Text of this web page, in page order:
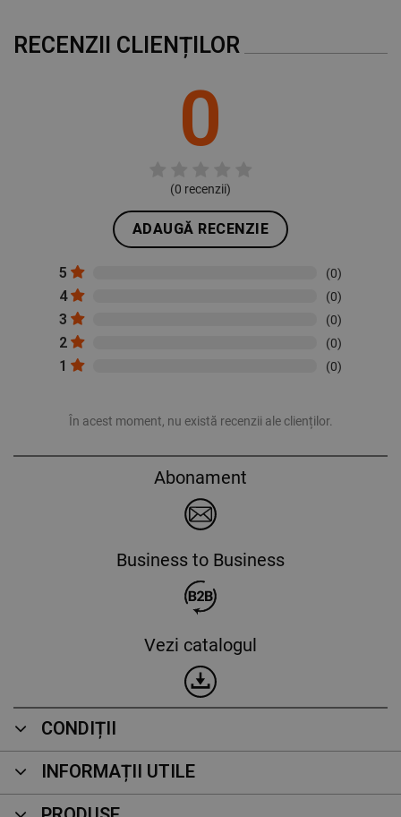
RECENZII CLIENȚILOR
0
(0 recenzii)
ADAUGĂ RECENZIE
5 (0)
4 (0)
3 (0)
2 (0)
1 (0)
În acest moment, nu există recenzii ale clienților.
Abonament
Business to Business
Vezi catalogul
CONDIȚII
INFORMAȚII UTILE